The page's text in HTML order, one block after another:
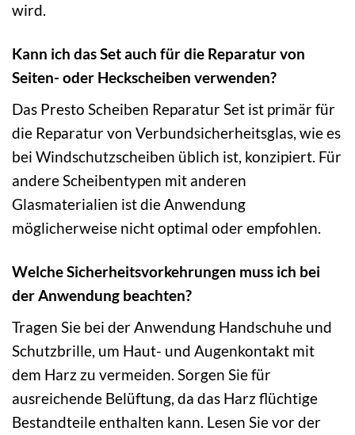
wird.
Kann ich das Set auch für die Reparatur von
Seiten- oder Heckscheiben verwenden?
Das Presto Scheiben Reparatur Set ist primär für
die Reparatur von Verbundsicherheitsglas, wie es
bei Windschutzscheiben üblich ist, konzipiert. Für
andere Scheibentypen mit anderen
Glasmaterialien ist die Anwendung
möglicherweise nicht optimal oder empfohlen.
Welche Sicherheitsvorkehrungen muss ich bei
der Anwendung beachten?
Tragen Sie bei der Anwendung Handschuhe und
Schutzbrille, um Haut- und Augenkontakt mit
dem Harz zu vermeiden. Sorgen Sie für
ausreichende Belüftung, da das Harz flüchtige
Bestandteile enthalten kann. Lesen Sie vor der